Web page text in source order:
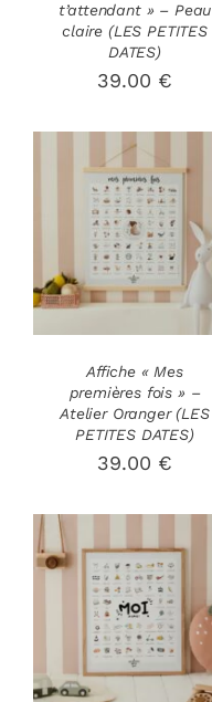
t’attendant » – Peau
claire (LES PETITES
DATES)
39.00 €
AJOUTER AU
PANIER
/
DÉTAILS
Affiche « Mes
premières fois » –
Atelier Oranger (LES
PETITES DATES)
39.00 €
AJOUTER AU
PANIER
DÉTAILS